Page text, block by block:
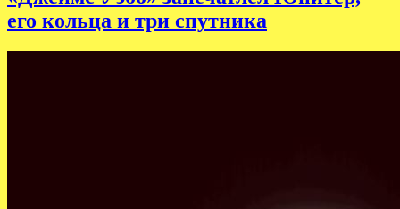
его кольца и три спутника